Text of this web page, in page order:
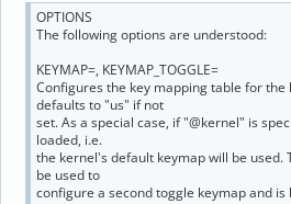
OPTIONS
The following options are understood:
KEYMAP=, KEYMAP_TOGGLE=
Configures the key mapping table for the
defaults to "us" if not
set. As a special case, if "@kernel" is
loaded, i.e.
the kernel's default keymap will be used.
be used to
configure a second toggle keymap and is